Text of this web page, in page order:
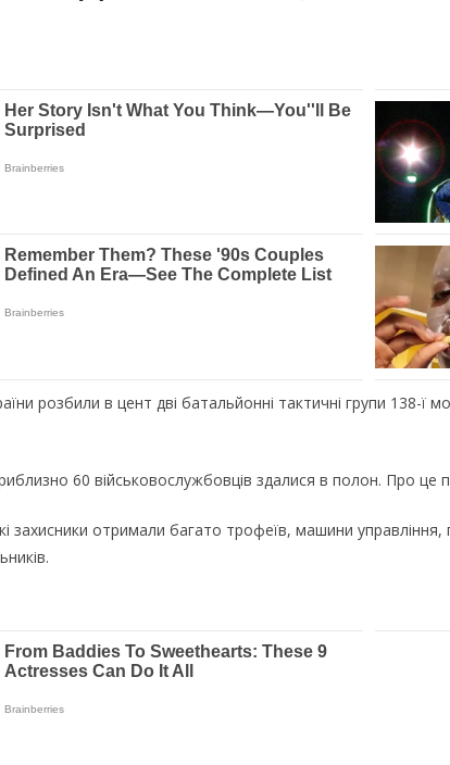
розбили в цент дві батальйонні тактичні групи 138-ї
60 військовослужбовців здалися в полон. Про це
захисники отримали багато трофеїв, машини